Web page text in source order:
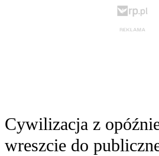
Cywilizacja z
wreszcie do